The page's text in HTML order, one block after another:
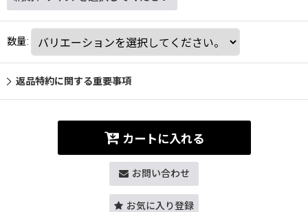
数量:
返品特約に関する重要事項
カートに入れる
お問い合わせ
お気に入り登録